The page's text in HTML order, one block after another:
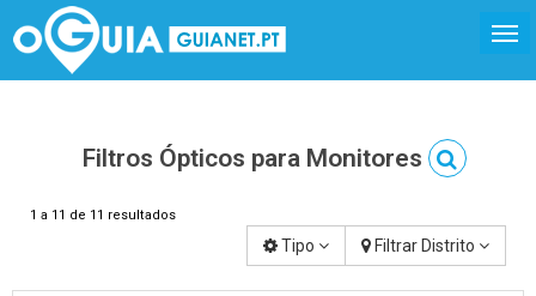
Filtros Ópticos para Monitores
1 a 11 de 11 resultados
Tipo Filtrar Distrito